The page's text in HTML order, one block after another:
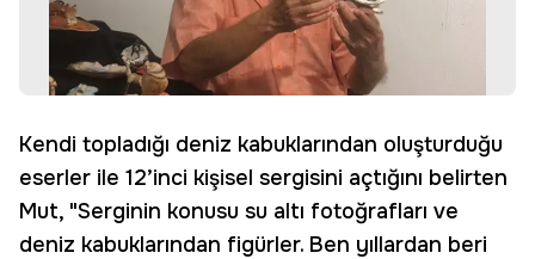
Kendi topladığı deniz kabuklarından oluşturduğu
eserler ile 12’inci kişisel sergisini açtığını belirten
Mut, "Serginin konusu su altı fotoğrafları ve
deniz kabuklarından figürler. Ben yıllardan beri